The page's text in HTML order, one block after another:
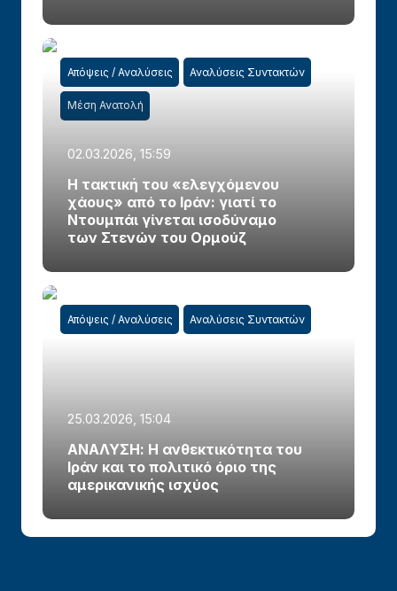
Απόψεις / Αναλύσεις Αναλύσεις Συντακτών
Μέση Ανατολή
02.03.2026, 15:59
Η τακτική του «ελεγχόμενου
χάους» από το Ιράν: γιατί το
Ντουμπάι γίνεται ισοδύναμο
των Στενών του Ορμούζ
Απόψεις / Αναλύσεις Αναλύσεις Συντακτών
25.03.2026, 15:04
ΑΝΑΛΥΣΗ: Η ανθεκτικότητα του
Ιράν και το πολιτικό όριο της
αμερικανικής ισχύος